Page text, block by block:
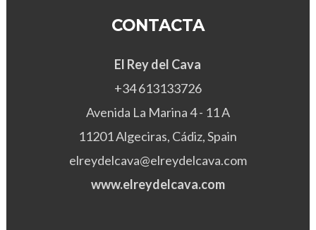
CONTACTA
El Rey del Cava
+34 613133726
Avenida La Marina 4 - 11 A
11201 Algeciras, Cádiz, Spain
elreydelcava@elreydelcava.com
www.elreydelcava.com